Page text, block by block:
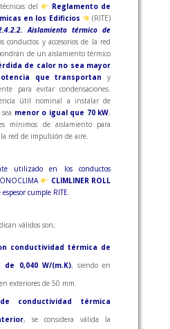
del
Reglamento de
en los Edificios
(RITE)
Aislamiento térmico de
conductos y accesorios de la red
de un aislamiento térmico
de calor no sea mayor
que transportan y
para evitar condensaciones.
útil nominal a instalar de
menor o igual que 70 kW,
mínimos de aislamiento para
la red de impulsión de aire.
utilizado en los conductos
CLIMLINER ROLL
cumple RITE.
válidos son;
conductividad térmica de
0,040 W/(m.K), siendo en
exteriores de 50 mm.
conductividad térmica
, se considera válida la